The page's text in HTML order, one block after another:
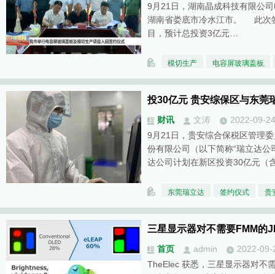
9月21日，湖南晶成科技有限公
湖南省娄底市冷水江市。 此次
目，预计总投资3亿元…
模切生产 电容屏玻璃盖板
投30亿元 贵安综保区与东莞
财讯 文涛
2022-09-24
9月21日，贵安综合保税区管理
份有限公司（以下简称“瑞立达
达公司计划在新区投资30亿元（
东莞瑞立达 签约仪式 贵
三星显示器对不需要FMM的
首页 admin
2022-09-
TheElec 获悉，三星显示器对不